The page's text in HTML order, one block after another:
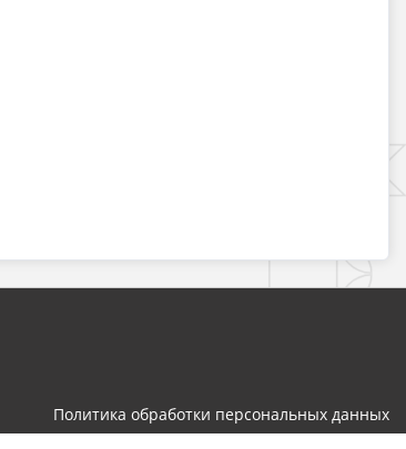
Политика обработки персональных данных